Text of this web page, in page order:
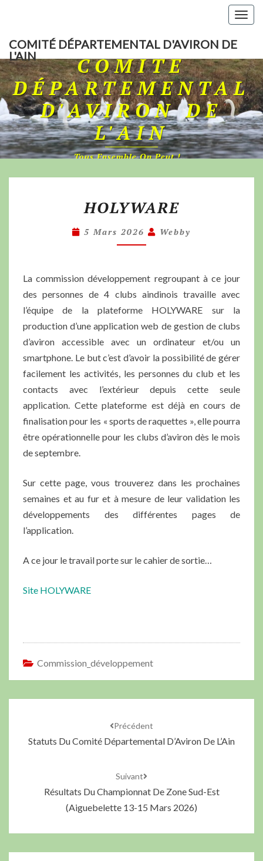
COMITÉ DÉPARTEMENTAL D'AVIRON DE
L'AIN
COMITÉ
DÉPARTEMENTAL
D'AVIRON DE
L'AIN
Tous Ensemble On Peut !…
HOLYWARE
5 Mars 2026 Webby
La commission développement regroupant à ce jour
des personnes de 4 clubs aindinois travaille avec
l’équipe de la plateforme HOLYWARE sur la
production d’une application web de gestion de clubs
d’aviron accessible avec un ordinateur et/ou un
smartphone. Le but c’est d’avoir la possibilité de gérer
facilement les activités, les personnes du club et les
contacts avec l’extérieur depuis cette seule
application. Cette plateforme est déjà en cours de
finalisation pour les « sports de raquettes », elle pourra
être opérationnelle pour les clubs d’aviron dès le mois
de septembre.
Sur cette page, vous trouverez dans les prochaines
semaines et au fur et à mesure de leur validation les
développements des différentes pages de
l’application.
A ce jour le travail porte sur le cahier de sortie…
Site HOLYWARE
Commission_développement
Précédent
Statuts Du Comité Départemental D’Aviron De L’Ain
Suivant
Résultats Du Championnat De Zone Sud-Est
(Aiguebelette 13-15 Mars 2026)